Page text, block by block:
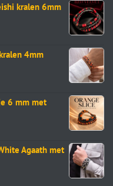
kralen 6mm
4mm
6 mm met
Agaath met